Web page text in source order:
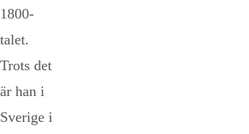
1800-
talet.
Trots det
är han i
Sverige i